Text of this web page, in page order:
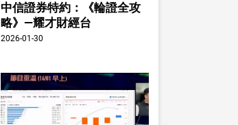
中信證券特約：《輪證全攻
略》—耀才財經台
2026-01-30